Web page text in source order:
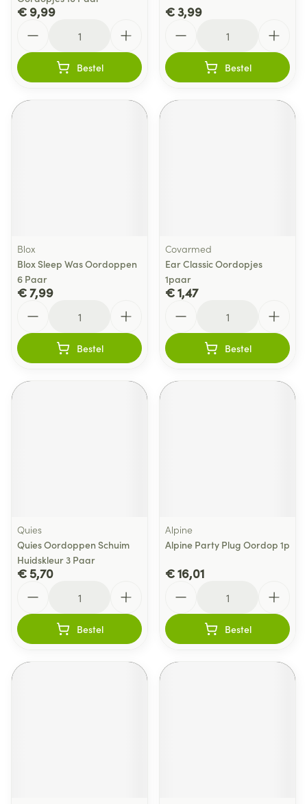
€ 9,99
Bestel
€ 3,99
Bestel
Blox
Blox Sleep Was Oordoppen
6 Paar
€ 7,99
Bestel
Covarmed
Ear Classic Oordopjes
1paar
€ 1,47
Bestel
Quies
Quies Oordoppen Schuim
Huidskleur 3 Paar
€ 5,70
Bestel
Alpine
Alpine Party Plug Oordop 1p
€ 16,01
Bestel